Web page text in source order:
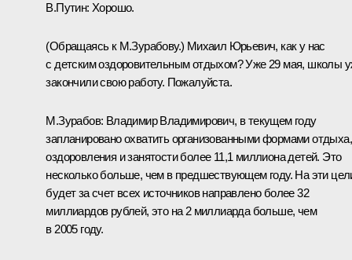
В.Путин: Хорошо.
(Обращаясь к М.Зурабову.) Михаил Юрьевич, как у нас
с детским оздоровительным отдыхом? Уже 29 мая, школы
закончили свою работу. Пожалуйста.
М.Зурабов: Владимир Владимирович, в текущем году
запланировано охватить организованными формами отдыха,
оздоровления и занятости более 11,1 миллиона детей. Это
несколько больше, чем в предшествующем году. На эти
будет за счет всех источников направлено более 32
миллиардов рублей, это на 2 миллиарда больше, чем
в 2005 году.